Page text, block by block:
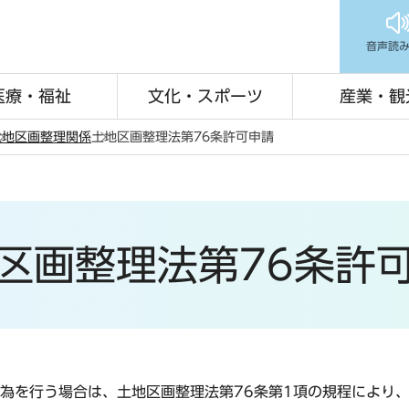
音声読
療・福祉 文化・スポーツ 産業・観
区画整理関係土地区画整理法第76条許可申請
画整理法第76条許
を行う場合は、土地区画整理法第76条第1項の規程により